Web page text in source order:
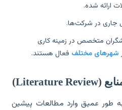
شده.
در شرکت‌ها.
متخصص در زمینه کاری
مختلففعال هستند.
عمیق وارد مطالعات پیشین